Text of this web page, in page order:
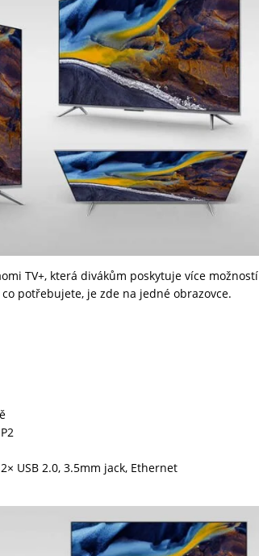
TV+, která divákům poskytuje více možností
potřebujete, je zde na jedné obrazovce.
USB 2.0, 3.5mm jack, Ethernet